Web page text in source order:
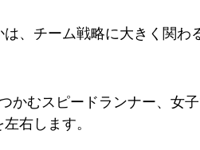
、チーム戦略に大きく関わ
かむスピードランナー、女
右します。